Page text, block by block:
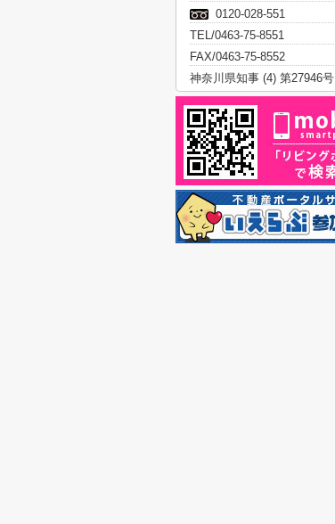
0120-028-551
TEL/0463-75-8551
FAX/0463-75-8552
神奈川県知事 (4) 第27946号